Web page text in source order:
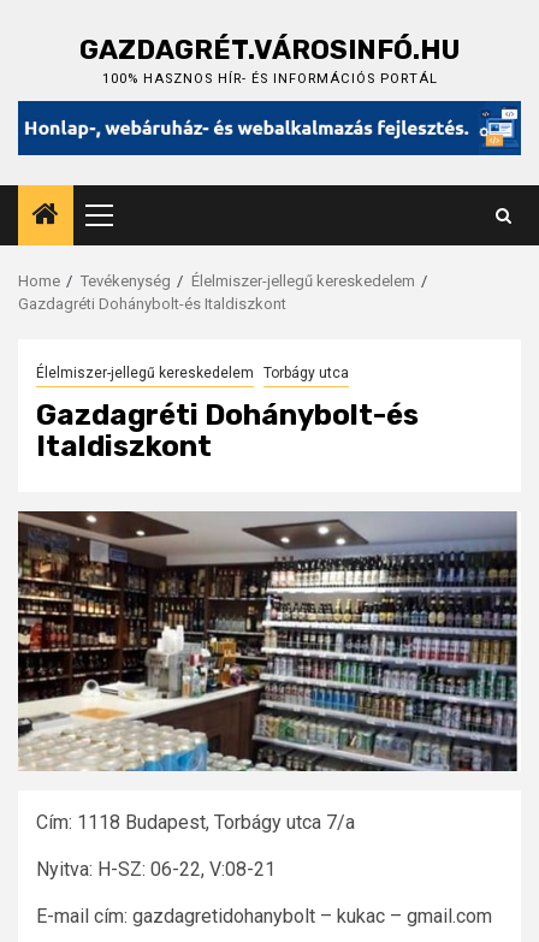
GAZDAGRÉT.VÁROSINFÓ.HU
100% HASZNOS HÍR- ÉS INFORMÁCIÓS PORTÁL
Primary
Menu
Home Tevékenység
Élelmiszer-jellegű kereskedelem
Gazdagréti Dohánybolt-és Italdiszkont
Élelmiszer-jellegű kereskedelem Torbágy utca
Gazdagréti Dohánybolt-és
Italdiszkont
Cím: 1118 Budapest, Torbágy utca 7/a
Nyitva: H-SZ: 06-22, V:08-21
E-mail cím: gazdagretidohanybolt – kukac – gmail.com